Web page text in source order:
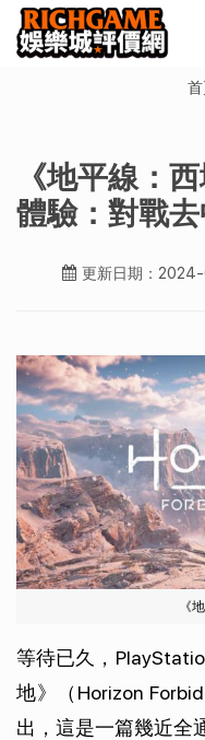
《地平線：
體驗：對戰
更新日期：
《
等待已久，
地》（Horizon
出，這是一篇幾近全